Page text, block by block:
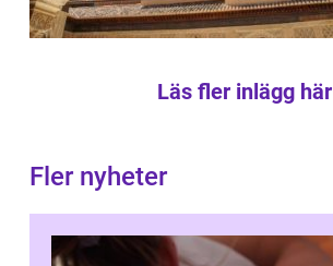
Läs fler inlägg här
Fler nyheter